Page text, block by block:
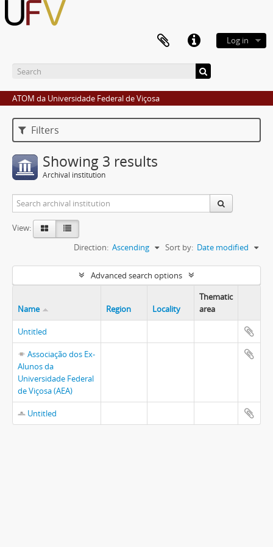
Log in
ATOM da Universidade Federal de Viçosa
Filters
Showing 3 results
Archival institution
View:
Sort by: Date modified
Direction: Ascending
Advanced search options
Name Region Locality
Thematic
area
Untitled
Associação dos Ex-
Alunos da
Universidade Federal
de Viçosa (AEA)
Untitled